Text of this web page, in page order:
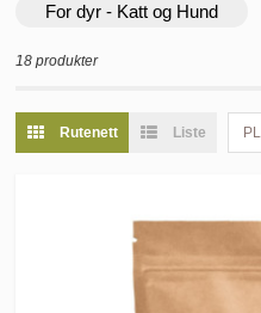
For dyr - Katt og Hund
18 produkter
Rutenett Liste